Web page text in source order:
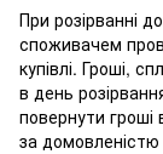
При розірванні
споживачем
купівлі. Гроші,
в день
повернути гроші
за домовленістю